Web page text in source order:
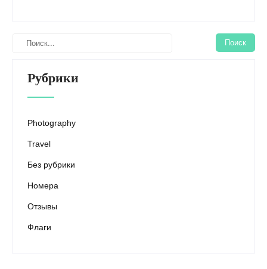
Рубрики
Photography
Travel
Без рубрики
Номера
Отзывы
Флаги